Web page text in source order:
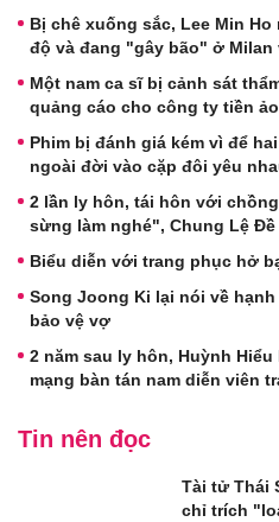
Bị chê xuống sắc, Lee Min
độ và đang "gây bão" ở Milan
Một nam ca sĩ bị cảnh sát
quảng cáo cho công ty tiền ảo
Phim bị đánh giá kém vì để
ngoài đời vào cặp đôi yêu
2 lần ly hôn, tái hôn với
sừng làm nghé", Chung Lệ
Biểu diễn với trang phục hở
Song Joong Ki lại nói về
bảo vệ vợ
2 năm sau ly hôn, Huỳnh
mạng bàn tán nam diễn viên
Tin nên đọc
Tài tử Thái
chỉ trích